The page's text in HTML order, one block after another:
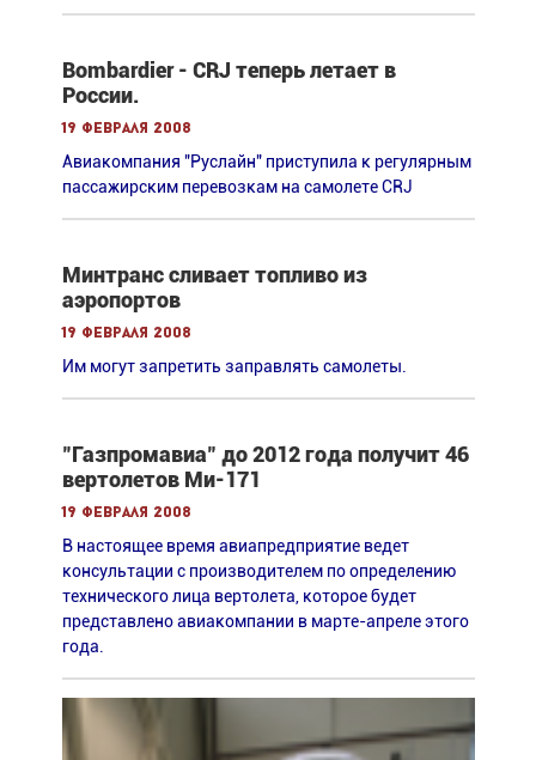
Bombardier - CRJ теперь летает в
России.
19 февраля 2008
Авиакомпания "Руслайн" приступила к регулярным
пассажирским перевозкам на самолете CRJ
Минтранс сливает топливо из
аэропортов
19 февраля 2008
Им могут запретить заправлять самолеты.
"Газпромавиа" до 2012 года получит 46
вертолетов Ми-171
19 февраля 2008
В настоящее время авиапредприятие ведет
консультации с производителем по определению
технического лица вертолета, которое будет
представлено авиакомпании в марте-апреле этого
года.